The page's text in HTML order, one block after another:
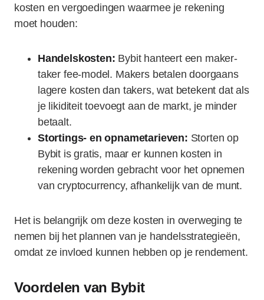
kosten en vergoedingen waarmee je rekening
moet houden:
Handelskosten: Bybit hanteert een maker-
taker fee-model. Makers betalen doorgaans
lagere kosten dan takers, wat betekent dat als
je likiditeit toevoegt aan de markt, je minder
betaalt.
Stortings- en opnametarieven: Storten op
Bybit is gratis, maar er kunnen kosten in
rekening worden gebracht voor het opnemen
van cryptocurrency, afhankelijk van de munt.
Het is belangrijk om deze kosten in overweging te
nemen bij het plannen van je handelsstrategieën,
omdat ze invloed kunnen hebben op je rendement.
Voordelen van Bybit